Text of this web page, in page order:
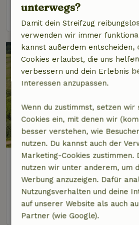
Naturhäuschen in Roggel
3 km Abstand vom Zentrum
6 Personen3 Schlafzimmer
unterwegs?
Damit dein Streifzug
verwenden wir immer
kannst außerdem entscheiden,
Cookies erlaubst, die uns
verbessern und dein Erlebnis
Interessen anzupassen.
Wenn du zustimmst, setzen wir
Cookies ein, mit denen wir
besser verstehen, wie
nutzen. Du kannst auch der
Marketing-Cookies zustimmen.
nutzen wir unter anderem, um
Werbung anzuzeigen. Dafür
Nutzungsverhalten und deine
auf unserer Website als auch
Partner (wie Google).